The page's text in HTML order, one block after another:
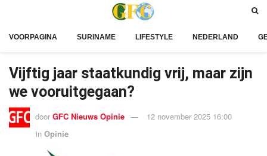
VOORPAGINA SURINAME LIFESTYLE NEDERLAND
Vijftig jaar staatkundig vrij, maar zijn
we vooruitgegaan?
door GFC Nieuws Opinie
12 november 2025 16:00
in Opinie